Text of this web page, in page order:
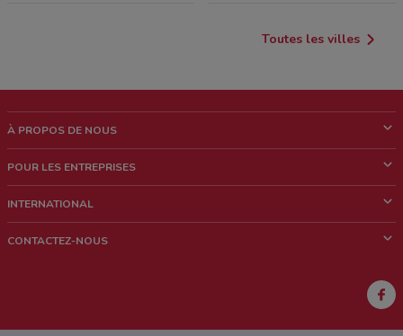
Toutes les villes
À PROPOS DE NOUS
News & Médias
POUR LES ENTREPRISES
Contacts commerciaux et/ou marketing
INTERNATIONAL
CONTACTEZ-NOUS
Vous rencontrez un problème technique sur l’appli ou le site?